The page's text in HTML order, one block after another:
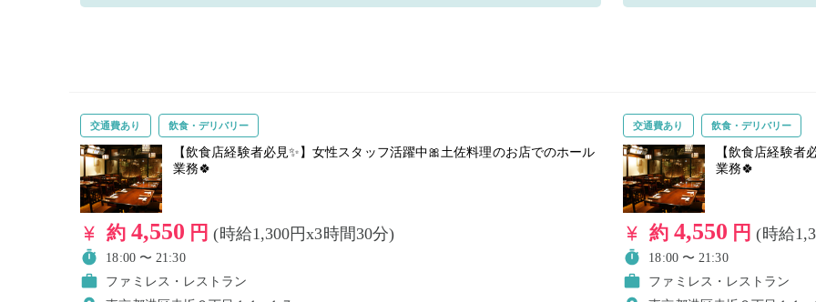
交通費あり 飲食・デリバリー
【飲食店経験者必見✨】女性スタッフ活躍中🎀土佐料理のお店でのホール
業務🍀
約 4,550 円(時給1,300円x3時間30分)
18:00 〜 21:30
ファミレス・レストラン
交通費あり 飲食・デリバリー
【飲食店経験者
業務🍀
約 4,550 円(時給
18:00 〜 21:30
ファミレス・レストラン